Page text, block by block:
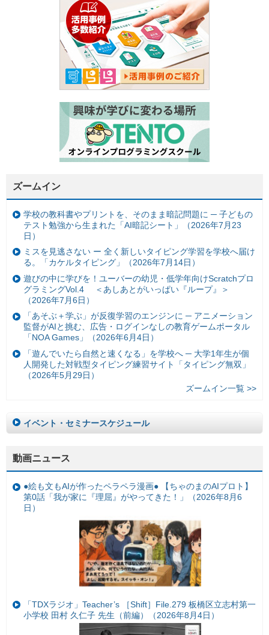
ズームイン
学校の教科書やプリントを、そのまま暗記問題に ─ 子どもの
テスト勉強から生まれた「AI暗記シート」（2026年7月23
日）
ミスを見逃さない ー 全く新しいタイピング学習を学校へ届け
る。「カケルタイピング」（2026年7月14日）
遊びの中に学びを！ユーバーの幼児・低学年向けScratchプロ
グラミングVol.4 ＜あしあとがいっぱい『ループ』＞
（2026年7月6日）
「あそぶ＋学ぶ」が反復学習のエンジンに ─ アニメーション
監督がAIと挑む、広告・ログインなしの教育ゲームポータル
「NOA Games」（2026年6月4日）
「遊んでいたら自然と速くなる」を学校へ ─ 大学1年生が個
人開発した対戦型タイピング練習サイト「タイピング無双」
（2026年5月29日）
ズームイン一覧 >>
イベント・セミナースケジュール
動画ニュース
●絵も文もAIが作ったペラペラ漫画● 【ちゃのまのAIプロト】
第0話「我が家に『理屈』がやってきた！」（2026年8月6
日）
「TDXラジオ」Teacher’s ［Shift］File.279 板橋区立志村第一
小学校 田村 久仁子 先生（前編）（2026年8月4日）